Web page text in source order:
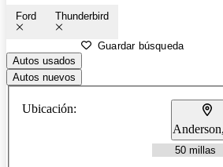
Ford Thunderbird
Guardar búsqueda
Autos usados
Autos nuevos
Ubicación: